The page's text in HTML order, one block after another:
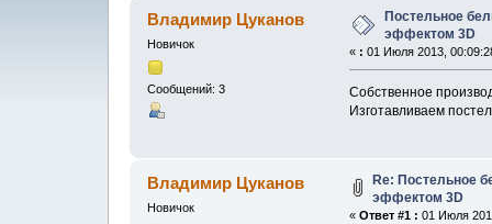
раз)
Владимир Цуканов
Новичок
Сообщений: 3
Постельное
эффектом 3D
« : 01 Июля 2013,
Собственное
Изготавливаем
Владимир Цуканов
Новичок
Re: Постельное
эффектом 3D
« Ответ #1 : 01 Июля